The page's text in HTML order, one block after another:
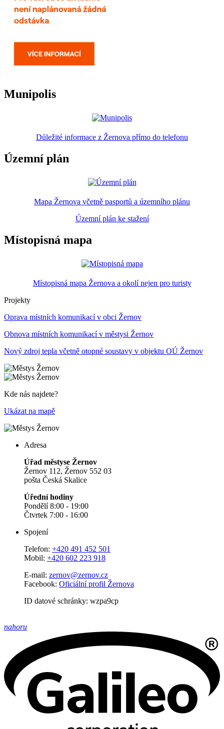
Munipolis
Důležité informace z Žernova přímo do telefonu
Územní plán
Mapa Žernova včetně pasportů a územního plánu
Územní plán ke stažení
Místopisná mapa
Místopisná mapa Žernova a okolí nejen pro turisty
Projekty
Oprava místních komunikací v obci Žernov
Obnova místních komunikací v městysi Žernov
Nový zdroj tepla včetně otopné soustavy v objektu OÚ Žernov
Kde nás najdete?
Ukázat na mapě
Adresa
Úřad městyse Žernov
Žernov 112, Žernov 552 03
pošta Česká Skalice
Úřední hodiny
Pondělí 8:00 - 19:00
Čtvrtek 7:00 - 16:00
Spojení
Telefon: +420 491 452 501
Mobil: +420 602 223 918
E-mail: zernov@zernov.cz
Facebook: Oficiální profil Žernova
ID datové schránky: wzpa9cp
nahoru